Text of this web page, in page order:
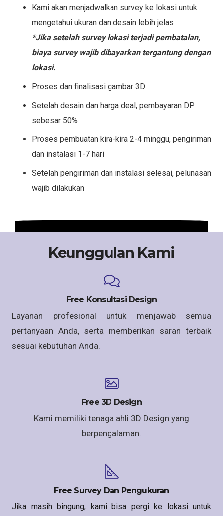
Kami akan menjadwalkan survey ke lokasi untuk
mengetahui ukuran dan desain lebih jelas
*Jika setelah survey lokasi terjadi pembatalan,
biaya survey wajib dibayarkan tergantung dengan
lokasi.
Proses dan finalisasi gambar 3D
Setelah desain dan harga deal, pembayaran DP
sebesar 50%
Proses pembuatan kira-kira 2-4 minggu, pengiriman
dan instalasi 1-7 hari
Setelah pengiriman dan instalasi selesai, pelunasan
wajib dilakukan
Keunggulan Kami
Free Konsultasi Design
Layanan profesional untuk menjawab semua
pertanyaan Anda, serta memberikan saran terbaik
sesuai kebutuhan Anda.
Free 3D Design
Kami memiliki tenaga ahli 3D Design yang
berpengalaman.
Free Survey Dan Pengukuran
Jika masih bingung, kami bisa pergi ke lokasi untuk